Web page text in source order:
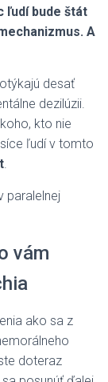
ľudí bude štát
A
desať
dezilúzii.
kto nie
ľudí v tomto
.
paralelnej
vám
ako sa z
doteraz